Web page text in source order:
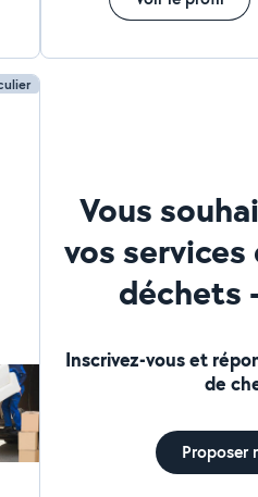
avec un
Vous
vos
déchets
Inscrivez-vous et
de
Proposer